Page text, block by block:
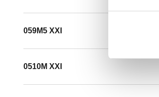
059M5 XXI
0510M XXI